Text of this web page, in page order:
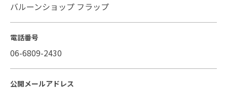
バルーンショップ フラップ
電話番号
06-6809-2430
公開メールアドレス